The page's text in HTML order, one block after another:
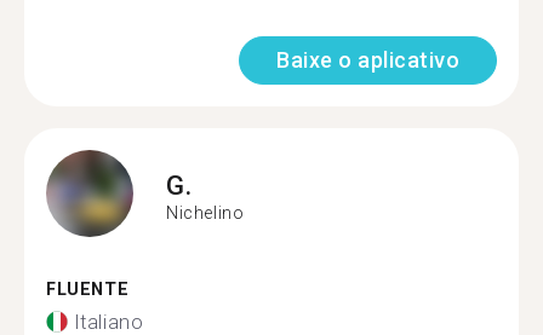
Baixe o aplicativo
G.
Nichelino
FLUENTE
Italiano